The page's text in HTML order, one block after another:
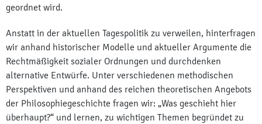
geordnet wird.
Anstatt in der aktuellen Tagespolitik zu verweilen, hinterfragen
wir anhand historischer Modelle und aktueller Argumente die
Rechtmäßigkeit sozialer Ordnungen und durchdenken
alternative Entwürfe. Unter verschiedenen methodischen
Perspektiven und anhand des reichen theoretischen Angebots
der Philosophiegeschichte fragen wir: „Was geschieht hier
überhaupt?“ und lernen, zu wichtigen Themen begründet zu